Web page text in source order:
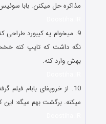
مذاکره حل میکنن. بابا
9. میخوام یه کیبورد
نگه داشت که تایپ کنه
بهش وارد کنه.
10. از خروپفای بابام
میکنه. برگشت بهم میگه: